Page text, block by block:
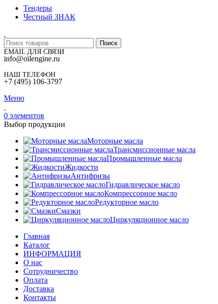
Тендеры
Честный ЗНАК
Поиск
EMAIL ДЛЯ СВЯЗИ
info@oilengine.ru
НАШ ТЕЛЕФОН
+7 (495) 106-3797
Меню
0 элементов
Выбор продукции
Моторные масла
Трансмиссионные масла
Промышленные масла
Жидкости
Антифризы
Гидравлическое масло
Компрессорное масло
Редукторное масло
Смазки
Циркуляционное масло
Главная
Каталог
ИНФОРМАЦИЯ
О нас
Сотрудничество
Оплата
Доставка
Контакты